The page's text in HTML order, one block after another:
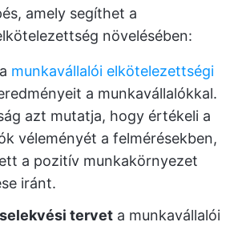
amely segíthet a
növelésében:
a munkavállalói elkötelezettségi
a munkavállalókkal.
azt mutatja, hogy értékeli a
véleményét a felmérésekben,
a pozitív munkakörnyezet
iránt.
tervet a munkavállalói